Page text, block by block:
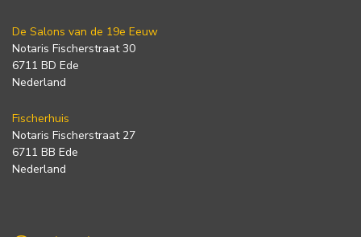
De Salons van de 19e Eeuw
Notaris Fischerstraat 30
6711 BD Ede
Nederland
Fischerhuis
Notaris Fischerstraat 27
6711 BB Ede
Nederland